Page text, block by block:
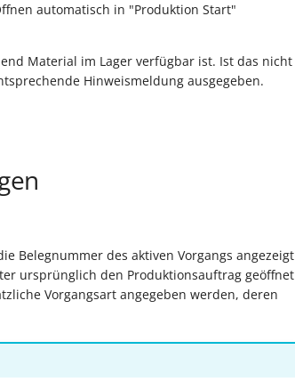
automatisch in "Produktion Start"
Material im Lager verfügbar ist. Ist das nicht
Hinweismeldung ausgegeben.
Belegnummer des aktiven Vorgangs angezeigt
ursprünglich den Produktionsauftrag geöffnet
Vorgangsart angegeben werden, deren